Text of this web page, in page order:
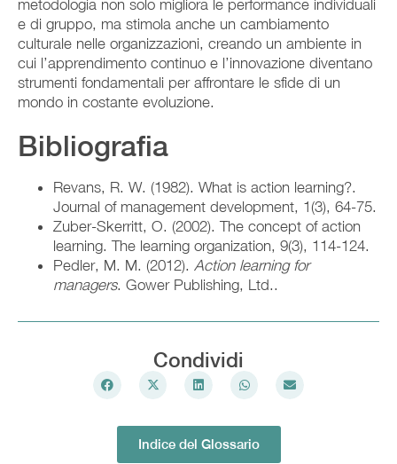
metodologia non solo migliora le performance individuali
e di gruppo, ma stimola anche un cambiamento
culturale nelle organizzazioni, creando un ambiente in
cui l’apprendimento continuo e l’innovazione diventano
strumenti fondamentali per affrontare le sfide di un
mondo in costante evoluzione.
Bibliografia
Revans, R. W. (1982). What is action learning?.
Journal of management development, 1(3), 64-75.
Zuber‐Skerritt, O. (2002). The concept of action
learning. The learning organization, 9(3), 114-124.
Pedler, M. M. (2012). Action learning for
managers. Gower Publishing, Ltd..
Condividi
Indice del Glossario